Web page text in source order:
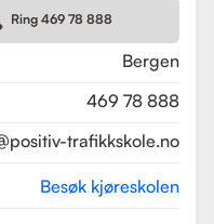
og har
trafikalt
Les mer
Ring 469 78 888
Bergen
469 78 888
trafikkskole.no
Besøk kjøreskolen